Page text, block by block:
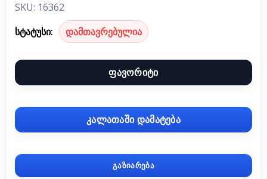
SKU: 16362
სტატუსი:
დამთავრებულია
ფავორიტი
კალათაში დამატება
გაზიარება